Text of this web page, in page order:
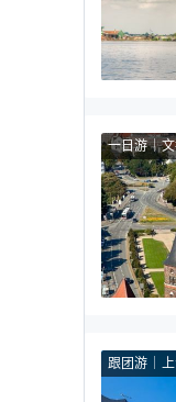
一日游
跟团游